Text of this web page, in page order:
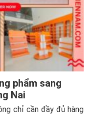
phẩm sang
Nai
chỉ cần đầy đủ hàng